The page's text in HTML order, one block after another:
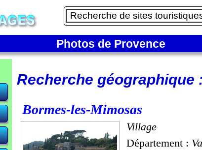
Photos de Provence
Recherche géographique
Bormes-les-Mimosas
Village
Département :